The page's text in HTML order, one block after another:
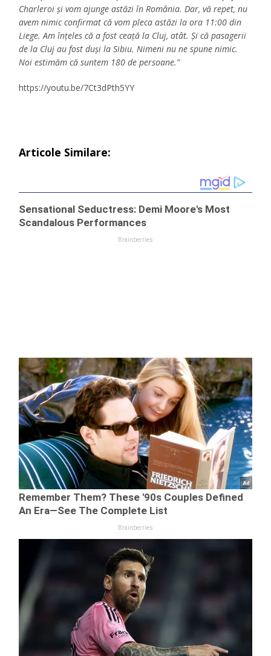
Charleroi și vom ajunge astăzi în România. Dar, vă repet, nu
avem nimic confirmat că vom pleca astăzi la ora 11:00 din
Liege. Am înțeles că a fost ceață la Cluj, atât. Și că pasagerii
de la Cluj au fost duși la Sibiu. Nimeni nu ne spune nimic.
Noi estimăm că suntem 180 de persoane.”
https://youtu.be/7Ct3dPth5YY
Articole Similare: